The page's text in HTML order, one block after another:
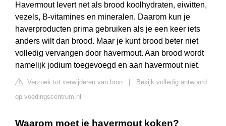
Havermout levert net als brood koolhydraten, eiwitten,
vezels, B-vitamines en mineralen. Daarom kun je
haverproducten prima gebruiken als je een keer iets
anders wilt dan brood. Maar je kunt brood beter niet
volledig vervangen door havermout. Aan brood wordt
namelijk jodium toegevoegd en aan havermout niet.
Verzoek tot verwijderen van bron
Bekijk volledig antwoord
op voedingscentrum.nl
Waarom moet je havermout koken?